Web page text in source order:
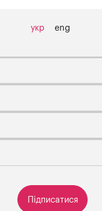
укр eng
Підписатися